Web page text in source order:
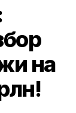
на